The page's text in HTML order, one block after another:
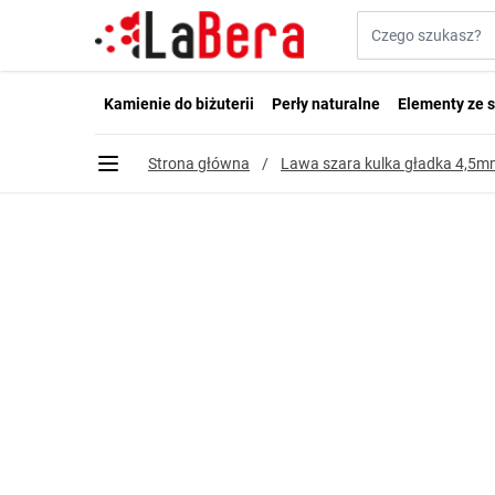
Przejdź do treści
Kamienie do biżuterii Perły naturalne Elementy ze
Strona główna / Lawa szara kulka gładka